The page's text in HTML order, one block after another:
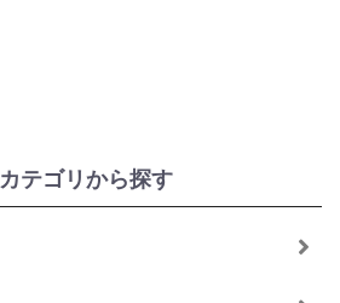
カテゴリから探す